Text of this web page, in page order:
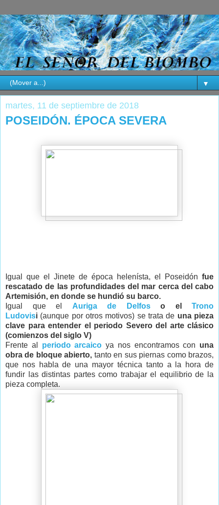
▼
martes, 11 de septiembre de 2018
POSEIDÓN. ÉPOCA SEVERA
Igual que el Jinete de época helenísta, el Poseidón fue
rescatado de las profundidades del mar cerca del cabo
Artemisión, en donde se hundió su barco.
Igual que el Auriga de Delfoso el Trono
Ludovisi (aunque por otros motivos) se trata de una pieza
clave para entender el periodo Severo del arte clásico
(comienzos del siglo V)
Frente al periodo arcaico ya nos encontramos con una
obra de bloque abierto, tanto en sus piernas como brazos,
que nos habla de una mayor técnica tanto a la hora de
fundir las distintas partes como trabajar el equilibrio de la
pieza completa.